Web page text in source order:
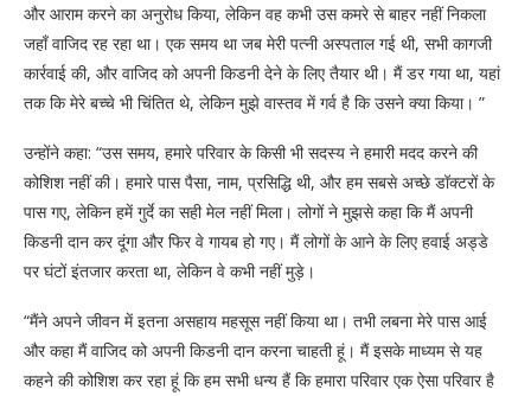
और आराम करने का अनुरोध किया, लेकिन वह कभी उस कमरे से बाहर नहीं निकला
जहाँ वाजिद रह रहा था। एक समय था जब मेरी पत्नी अस्पताल गई थी, सभी कागजी
कार्रवाई की, और वाजिद को अपनी किडनी देने के लिए तैयार थी। मैं डर गया था, यहां
तक ​​कि मेरे बच्चे भी चिंतित थे, लेकिन मुझे वास्तव में गर्व है कि उसने क्या किया। ”
उन्होंने कहा: “उस समय, हमारे परिवार के किसी भी सदस्य ने हमारी मदद करने की
कोशिश नहीं की। हमारे पास पैसा, नाम, प्रसिद्धि थी, और हम सबसे अच्छे डॉक्टरों के
पास गए, लेकिन हमें गुर्दे का सही मेल नहीं मिला। लोगों ने मुझसे कहा कि मैं अपनी
किडनी दान कर दूंगा और फिर वे गायब हो गए। मैं लोगों के आने के लिए हवाई अड्डे
पर घंटों इंतजार करता था, लेकिन वे कभी नहीं मुड़े।
“मैंने अपने जीवन में इतना असहाय महसूस नहीं किया था। तभी लबना मेरे पास आई
और कहा मैं वाजिद को अपनी किडनी दान करना चाहती हूं। मैं इसके माध्यम से यह
कहने की कोशिश कर रहा हूं कि हम सभी धन्य हैं कि हमारा परिवार एक ऐसा परिवार है